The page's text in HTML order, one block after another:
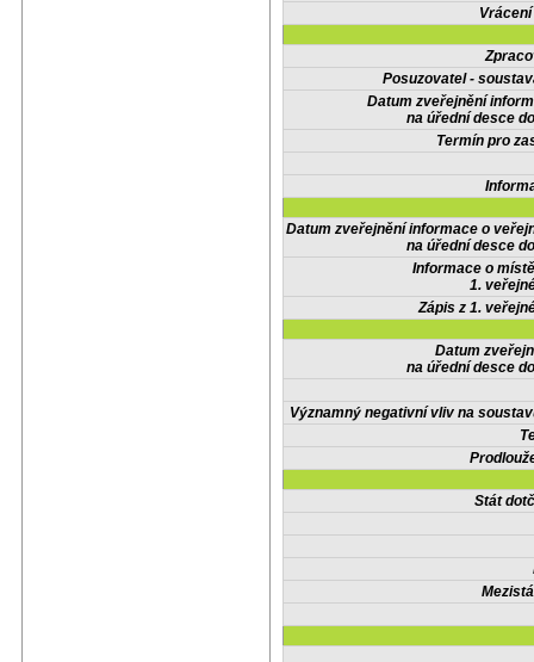
Posuzovatel -
Datum zveřejnění
na úřední desce
Termín pro
Datum zveřejnění informace o
na úřední desce
Informace o
1.
Zápis z 1.
Datum
na úřední desce
Významný negativní vliv na
Stát